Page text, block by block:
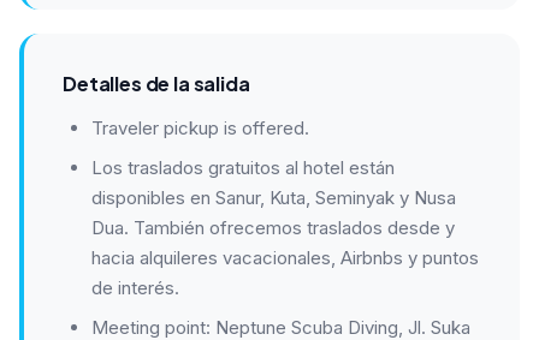
Detalles de la salida
Traveler pickup is offered.
Los traslados gratuitos al hotel están
disponibles en Sanur, Kuta, Seminyak y Nusa
Dua. También ofrecemos traslados desde y
hacia alquileres vacacionales, Airbnbs y puntos
de interés.
Meeting point: Neptune Scuba Diving, Jl. Suka